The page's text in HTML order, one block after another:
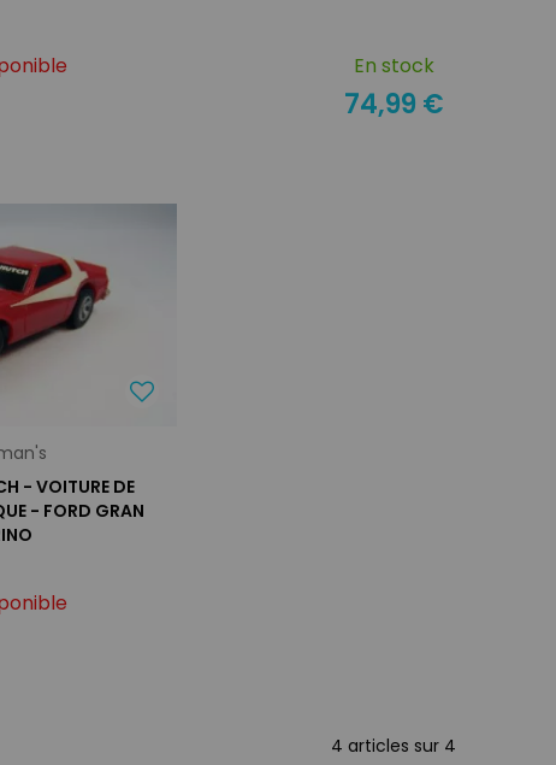
En stock
74,99 €
- VOITURE DE
- FORD GRAN
4 articles sur 4